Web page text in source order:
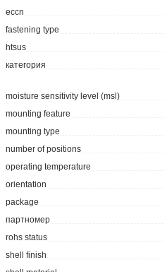
eccn
fastening type
htsus
категория
moisture sensitivity level (msl)
mounting feature
mounting type
number of positions
operating temperature
orientation
package
партномер
rohs status
shell finish